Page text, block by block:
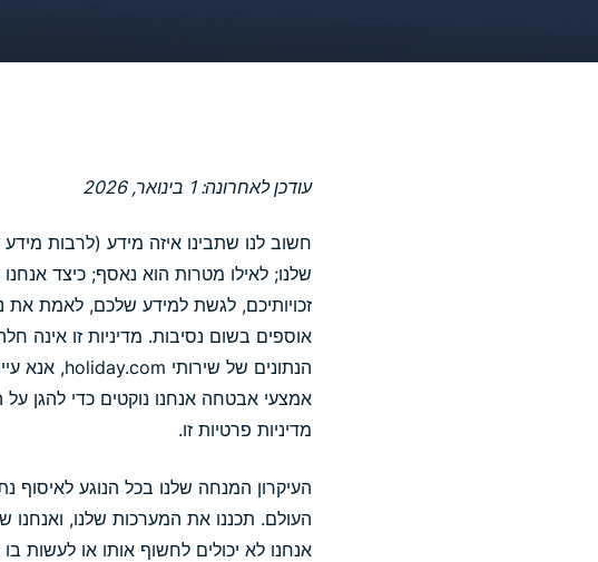
עודכן לאחרונה: 1 בינואר, 2026
חשוב לנו שתבינו איזה מידע (לרבות
שלנו; לאילו מטרות הוא נאסף; כיצד
זכויותיכם, לגשת למידע שלכם, לאמת את
הנתונים של שירותי holiday.com, אנא עיינו
אמצעי אבטחה אנחנו נוקטים כדי להגן
מדיניות פרטיות זו.
העיקרון המנחה שלנו בכל הנוגע לאיסוף
העולם. תכננו את המערכות שלנו,
אנחנו לא יכולים לחשוף אותו או לעשות